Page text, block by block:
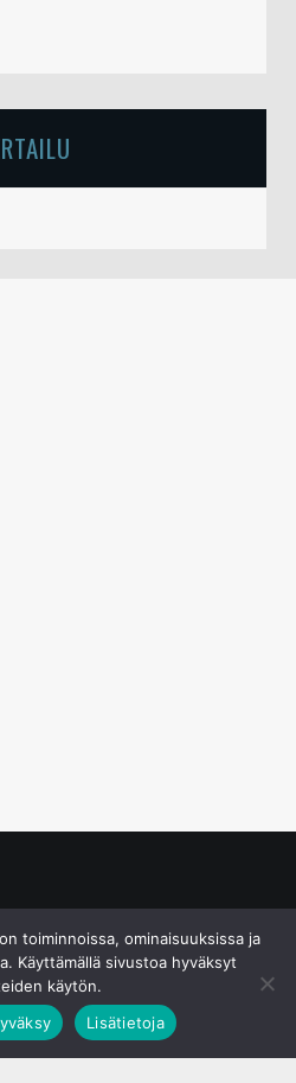
toiminnoissa, ominaisuuksissa ja
Käyttämällä sivustoa hyväksyt
käytön.
Lisätietoja